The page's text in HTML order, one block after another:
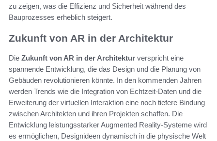
zu zeigen, was die Effizienz und Sicherheit während des
Bauprozesses erheblich steigert.
Zukunft von AR in der Architektur
Die Zukunft von AR in der Architektur verspricht eine
spannende Entwicklung, die das Design und die Planung von
Gebäuden revolutionieren könnte. In den kommenden Jahren
werden Trends wie die Integration von Echtzeit-Daten und die
Erweiterung der virtuellen Interaktion eine noch tiefere Bindung
zwischen Architekten und ihren Projekten schaffen. Die
Entwicklung leistungsstarker Augmented Reality-Systeme wird
es ermöglichen, Designideen dynamisch in die physische Welt